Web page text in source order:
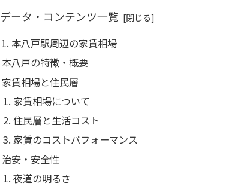
データ・コンテンツ一覧
本八戸駅周辺の家賃相場
本八戸の特徴・概要
家賃相場と住民層
家賃相場について
住民層と生活コスト
家賃のコストパフォーマンス
治安・安全性
夜道の明るさ